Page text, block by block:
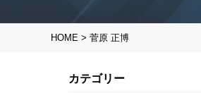
HOME > 菅原 正博
カテゴリー